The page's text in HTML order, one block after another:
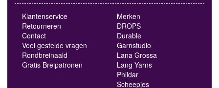
Klantenservice
Retourneren
Contact
Veel gestelde vragen
Rondbreinaald
Gratis Breipatronen
Merken
DROPS
Durable
Garnstudio
Lana Grossa
Lang Yarns
Phildar
Scheepjes